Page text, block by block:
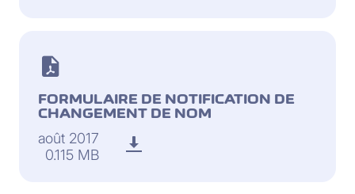
FORMULAIRE DE NOTIFICATION DE
CHANGEMENT DE NOM
0.115 MB
août 2017